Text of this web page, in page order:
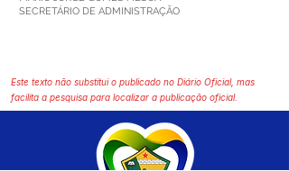
SECRETÁRIO DE ADMINISTRAÇÃO
Este texto não substitui o publicado no Diário Oficial, mas
facilita a pesquisa para localizar a publicação oficial.